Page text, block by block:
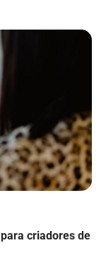
criadores de